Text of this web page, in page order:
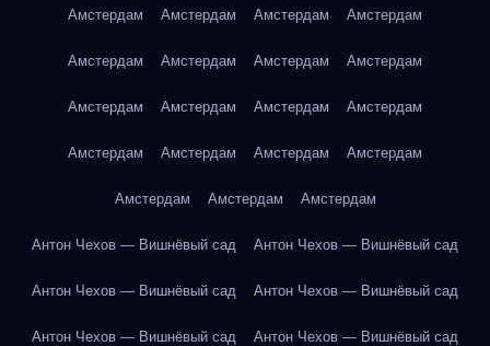
Амстердам Амстердам Амстердам Амстердам
Амстердам Амстердам Амстердам Амстердам
Амстердам Амстердам Амстердам Амстердам
Амстердам Амстердам Амстердам Амстердам
Амстердам Амстердам Амстердам
Антон Чехов — Вишнёвый сад Антон Чехов — Вишнёвый сад
Антон Чехов — Вишнёвый сад Антон Чехов — Вишнёвый сад
Антон Чехов — Вишнёвый сад Антон Чехов — Вишнёвый сад